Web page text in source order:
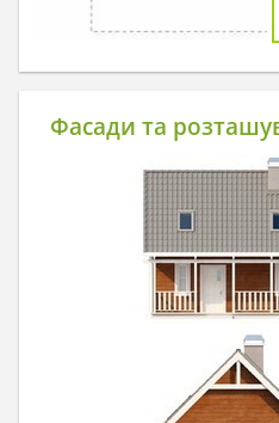
Фасади та